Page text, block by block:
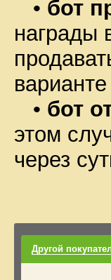
• бот
награды
• бот
этом
через
Другой